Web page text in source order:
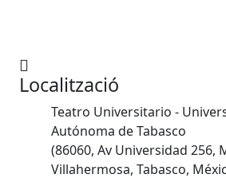
Localització
Teatro Universitario -
Autónoma de Tabasco
(86060, Av Universidad 256,
Villahermosa, Tabasco,